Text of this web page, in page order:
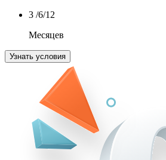
3 /6/12
Месяцев
Узнать условия